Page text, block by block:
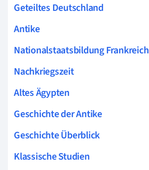
Geteiltes Deutschland
Antike
Nationalstaatsbildung Frankreich
Nachkriegszeit
Altes Ägypten
Geschichte der Antike
Geschichte Überblick
Klassische Studien